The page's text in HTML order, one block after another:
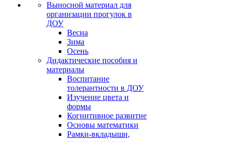
Выносной материал для
организации прогулок в
ДОУ
Весна
Зима
Осень
Дидактические пособия и
материалы
Воспитание
толерантности в ДОУ
Изучение цвета и
формы
Когнитивное развитие
Основы математики
Рамки-вкладыши,